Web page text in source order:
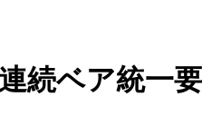
続ベア統一